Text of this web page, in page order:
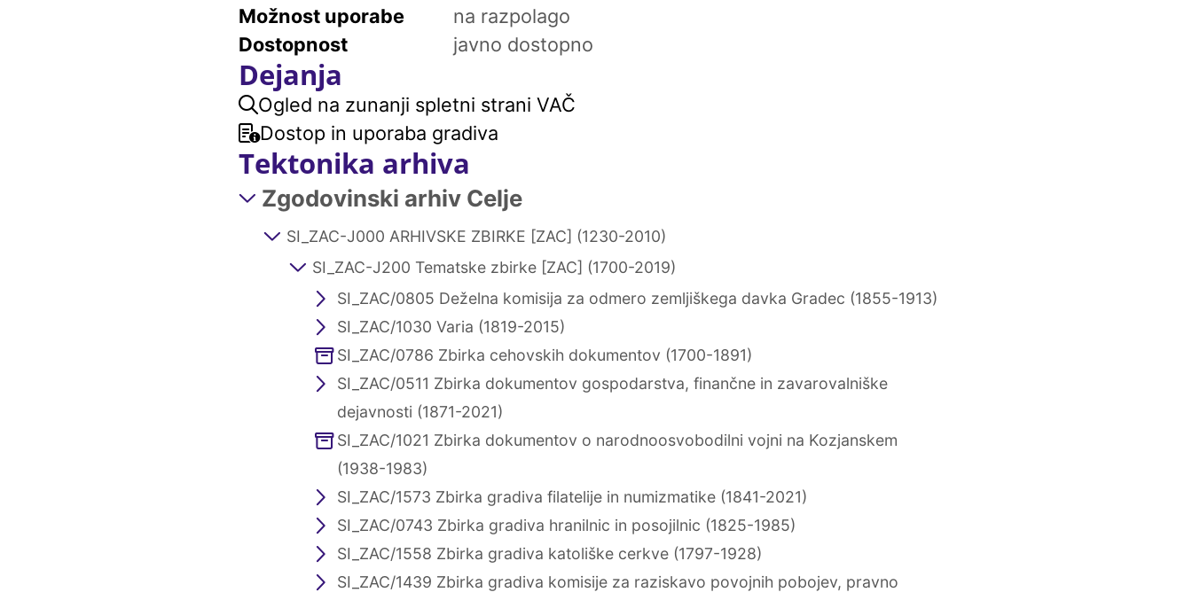
Možnost uporabe
na razpolago
Dostopnost
javno dostopno
Dejanja
Ogled na zunanji spletni strani VAČ
Dostop in uporaba gradiva
Tektonika arhiva
Zgodovinski arhiv Celje
SI_ZAC-J000 ARHIVSKE ZBIRKE [ZAC] (1230-2010)
SI_ZAC-J200 Tematske zbirke [ZAC] (1700-2019)
SI_ZAC/0805 Deželna komisija za odmero zemljiškega davka Gradec (1855-1913)
SI_ZAC/1030 Varia (1819-2015)
SI_ZAC/0786 Zbirka cehovskih dokumentov (1700-1891)
SI_ZAC/0511 Zbirka dokumentov gospodarstva, finančne in zavarovalniške
dejavnosti (1871-2021)
SI_ZAC/1021 Zbirka dokumentov o narodnoosvobodilni vojni na Kozjanskem
(1938-1983)
SI_ZAC/1573 Zbirka gradiva filatelije in numizmatike (1841-2021)
SI_ZAC/0743 Zbirka gradiva hranilnic in posojilnic (1825-1985)
SI_ZAC/1558 Zbirka gradiva katoliške cerkve (1797-1928)
SI_ZAC/1439 Zbirka gradiva komisije za raziskavo povojnih pobojev, pravno